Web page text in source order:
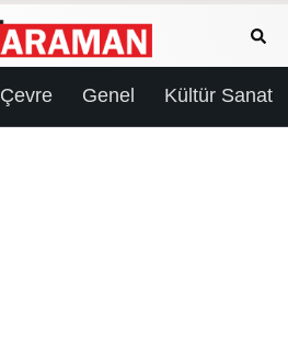
Çevre Genel Kültür Sanat